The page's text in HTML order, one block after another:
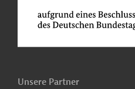
Unsere Partner